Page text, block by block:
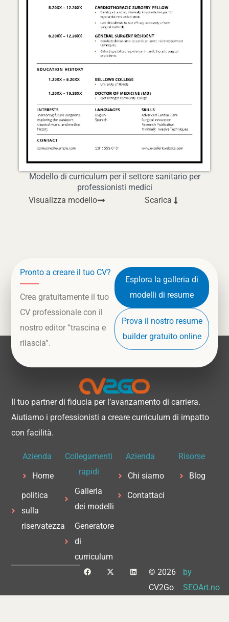
Modello di curriculum per il settore sanitario per
professionisti medici
Visualizza modello
Scarica
Pronto a creare il tuo CV?
Crea gratuitamente il tuo
CV professionale con il
nostro editor “trascina e
rilascia”.
Esplora la galleria di
modelli di resume
Prova il nostro resume
builder gratuito online
Il tuo partner di fiducia per l’avanzamento di carriera.
Aiutiamo i professionisti a creare curriculum di impatto
con facilità.
Azienda
Home
politica
sulla
riservatezza
Collegamenti
rapidi
Galleria
dei modelli
Generatore
di
curriculum
Azienda
Chi siamo
Contattaci
Risorse
Blog
© 2026
CV2Go
by
SEOArt.no
F
a
b
X
-
i
L
i
e